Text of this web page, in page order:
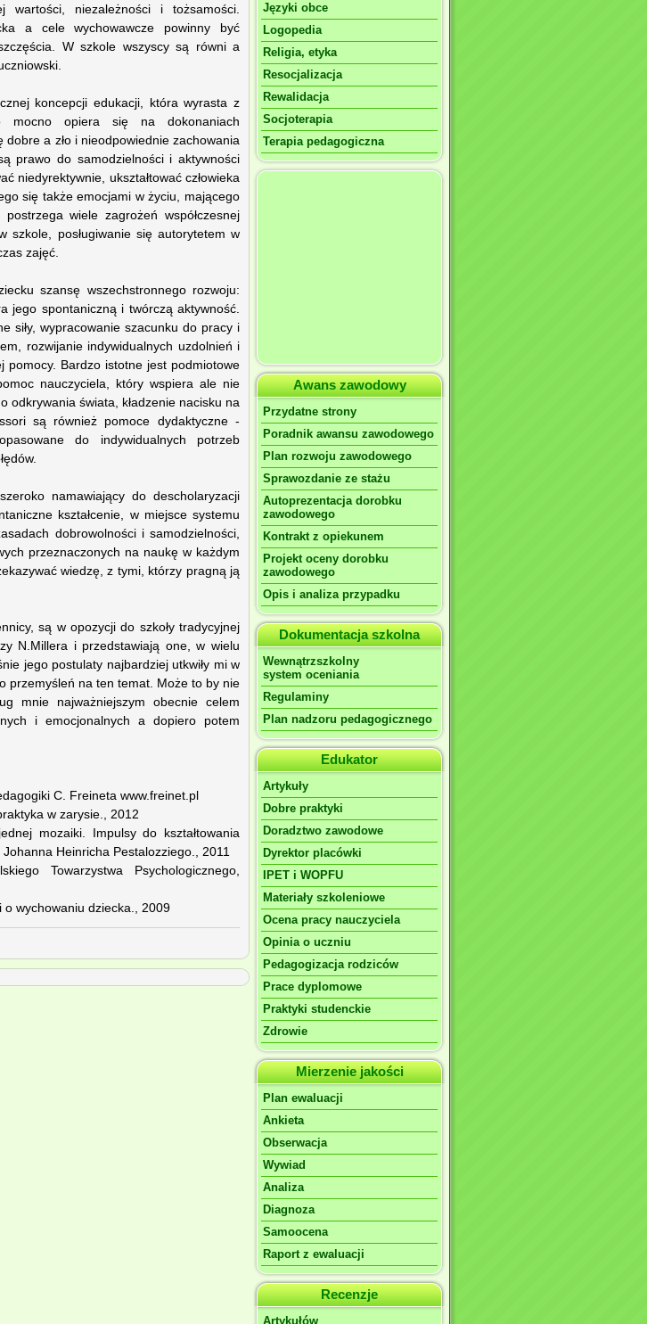
wartości, niezależności i tożsamości.
a cele wychowawcze powinny być
W szkole wszyscy są równi a
koncepcji edukacji, która wyrasta z
mocno opiera się na dokonaniach
dobre a zło i nieodpowiednie zachowania
prawo do samodzielności i aktywności
niedyrektywnie, ukształtować człowieka
się także emocjami w życiu, mającego
wiele zagrożeń współczesnej
szkole, posługiwanie się autorytetem w
zajęć.
szansę wszechstronnego rozwoju:
jego spontaniczną i twórczą aktywność.
siły, wypracowanie szacunku do pracy i
rozwijanie indywidualnych uzdolnień i
pomocy. Bardzo istotne jest podmiotowe
nauczyciela, który wspiera ale nie
odkrywania świata, kładzenie nacisku na
są również pomoce dydaktyczne -
do indywidualnych potrzeb
namawiający do descholaryzacji
kształcenie, w miejsce systemu
dobrowolności i samodzielności,
przeznaczonych na naukę w każdym
wiedzę, z tymi, którzy pragną ją
są w opozycji do szkoły tradycyjnej
N.Millera i przedstawiają one, w wielu
jego postulaty najbardziej utkwiły mi w
przemyśleń na ten temat. Może to by nie
mnie najważniejszym obecnie celem
i emocjonalnych a dopiero potem
C. Freineta www.freinet.pl
w zarysie., 2012
mozaiki. Impulsy do kształtowania
Heinricha Pestalozziego., 2011
Towarzystwa Psychologicznego,
wychowaniu dziecka., 2009
Języki obce
Logopedia
Religia, etyka
Resocjalizacja
Rewalidacja
Socjoterapia
Terapia pedagogiczna
Awans zawodowy
Przydatne strony
Poradnik awansu zawodowego
Plan rozwoju zawodowego
Sprawozdanie ze stażu
Autoprezentacja dorobku
zawodowego
Kontrakt z opiekunem
Projekt oceny dorobku
zawodowego
Opis i analiza przypadku
Dokumentacja szkolna
Wewnątrzszkolny
system oceniania
Regulaminy
Plan nadzoru pedagogicznego
Edukator
Artykuły
Dobre praktyki
Doradztwo zawodowe
Dyrektor placówki
IPET i WOPFU
Materiały szkoleniowe
Ocena pracy nauczyciela
Opinia o uczniu
Pedagogizacja rodziców
Prace dyplomowe
Praktyki studenckie
Zdrowie
Mierzenie jakości
Plan ewaluacji
Ankieta
Obserwacja
Wywiad
Analiza
Diagnoza
Samoocena
Raport z ewaluacji
Recenzje
Artykułów